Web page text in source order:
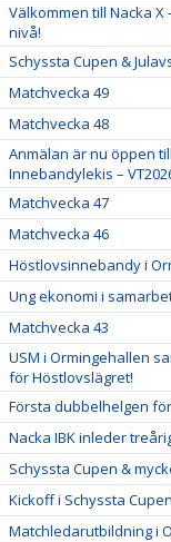
Välkommen till Nacka
nivå!
Schyssta Cupen &
Matchvecka 49
Matchvecka 48
Anmälan är nu öppen
Innebandylekis –
Matchvecka 47
Matchvecka 46
Höstlovsinnebandy i
Ung ekonomi i
Matchvecka 43
USM i Ormingehallen
för Höstlovslägret!
Första dubbelhelgen
Nacka IBK inleder
Schyssta Cupen &
Kickoff i Schyssta
Matchledarutbildning i